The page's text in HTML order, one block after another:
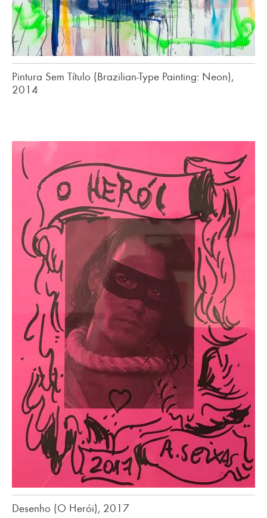
Pintura Sem Título (Brazilian-Type Painting: Neon),
2014
Desenho (O Herói), 2017